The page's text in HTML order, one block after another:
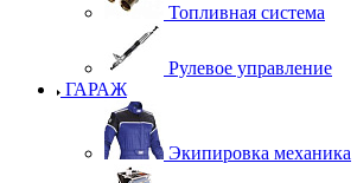
Топливная система
Рулевое управление
ГАРАЖ
Экипировка механика